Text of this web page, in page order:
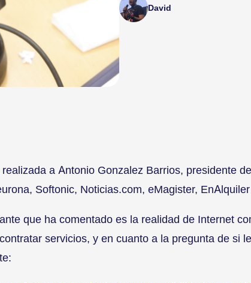
David
a Antonio Gonzalez Barrios, presidente
Softonic, Noticias.com, eMagister,
que ha comentado es la realidad de Internet
servicios, y en cuanto a la pregunta de si